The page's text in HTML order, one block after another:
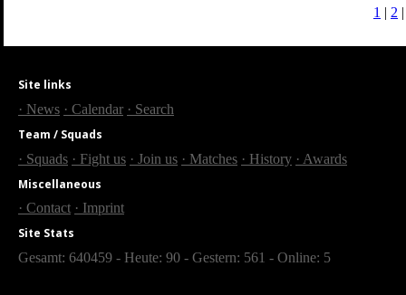
1 | 2
Site links
· News · Calendar · Search
Team / Squads
· Squads · Fight us · Join us · Matches · History · Awards
Miscellaneous
· Contact · Imprint
Site Stats
Gesamt: 640459 - Heute: 90 - Gestern: 561 - Online: 5